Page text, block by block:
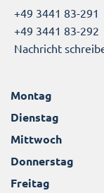
+49 3441 83-291
+49 3441 83-292
Nachricht
Montag
Dienstag
Mittwoch
Donnerstag
Freitag